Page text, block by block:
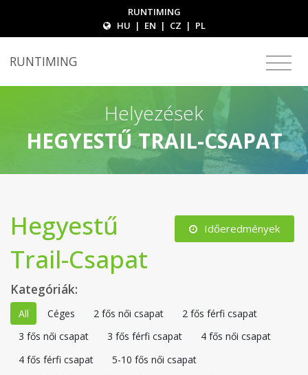
RUNTIMING
HU | EN | CZ | PL
RUNTIMING
Helyezések
HEGYESTŰ TRAIL-CSAPAT
Időeredmények
Hegyestű
Trail-Csapat
Kategóriák:
All Céges 2 fős női csapat
2 fős férfi csapat
3 fős női csapat
3 fős férfi csapat
4 fős női csapat
4 fős férfi csapat
5-10 fős női csapat